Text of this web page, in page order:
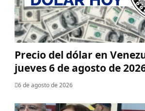
Precio del dólar en
jueves 6 de agosto de
6 de agosto de 2026